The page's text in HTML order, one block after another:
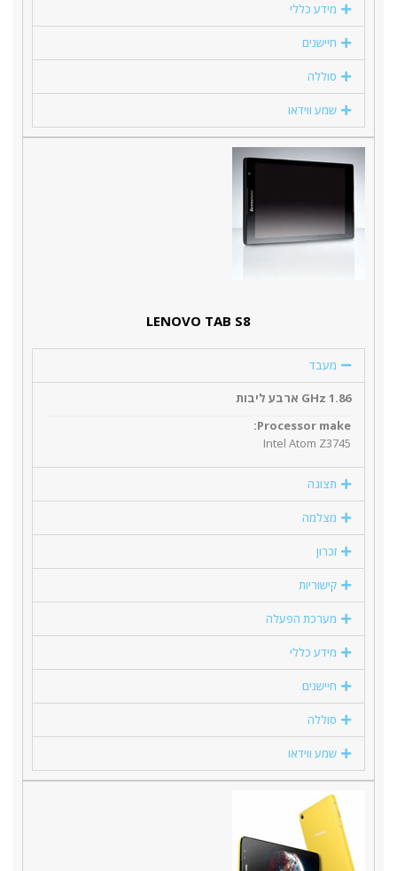
מידע כללי
חיישנים
סוללה
שמע ווידאו
LENOVO TAB S8
מעבד
1.86 GHz ארבע ליבות
Processor make:
Intel Atom Z3745
תצוגה
מצלמה
זכרון
קישוריות
מערכת הפעלה
מידע כללי
חיישנים
סוללה
שמע ווידאו